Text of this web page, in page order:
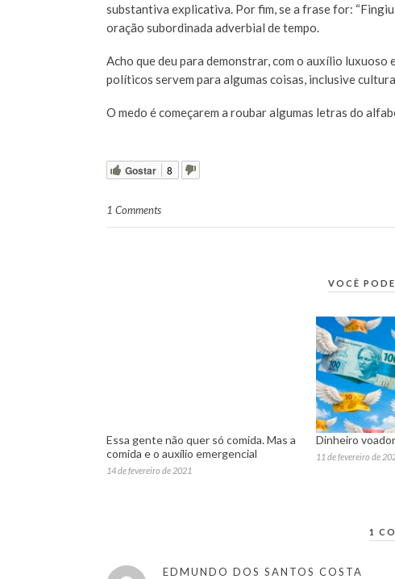
substantiva explicativa. Por fim, se a frase for:
oração subordinada adverbial de tempo.
Acho que deu para demonstrar, com o auxílio
políticos servem para algumas coisas, inclusive cultura.
O medo é começarem a roubar algumas letras do
Gostar 8
1 Comments
VOCÊ
Essa gente não quer só comida. Mas a
comida e o auxílio emergencial
14 de fevereiro de 2021
Dinheiro voador
11 de fevereiro de
1
EDMUNDO DOS SANTOS COSTA